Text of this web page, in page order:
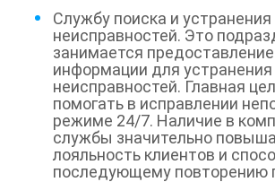
Службу поиска и устранения
неисправностей. Это
занимается
информации для устранения
неисправностей. Главная
помогать в исправлении
режиме 24/7. Наличие в
службы значительно
лояльность клиентов и
последующему повторению